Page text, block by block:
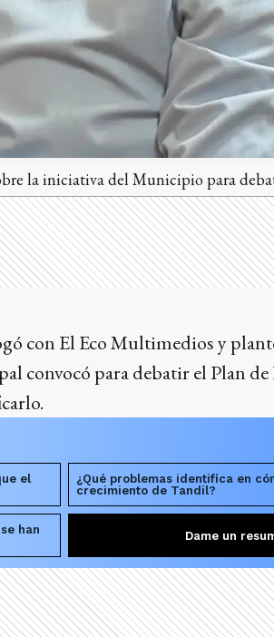
la iniciativa del Municipio para
con El Eco Multimedios y
convocó para debatir el Plan
el
¿Qué problemas identifica en
crecimiento de Tandil?
han
Dame un